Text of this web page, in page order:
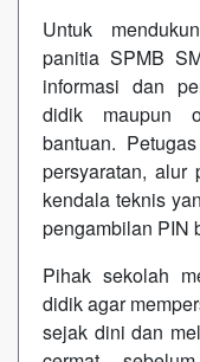
Untuk
panitia SPMB
informasi dan
didik maupun
bantuan.
persyaratan, alur
kendala teknis
pengambilan PIN
Pihak sekolah
didik agar
sejak dini dan